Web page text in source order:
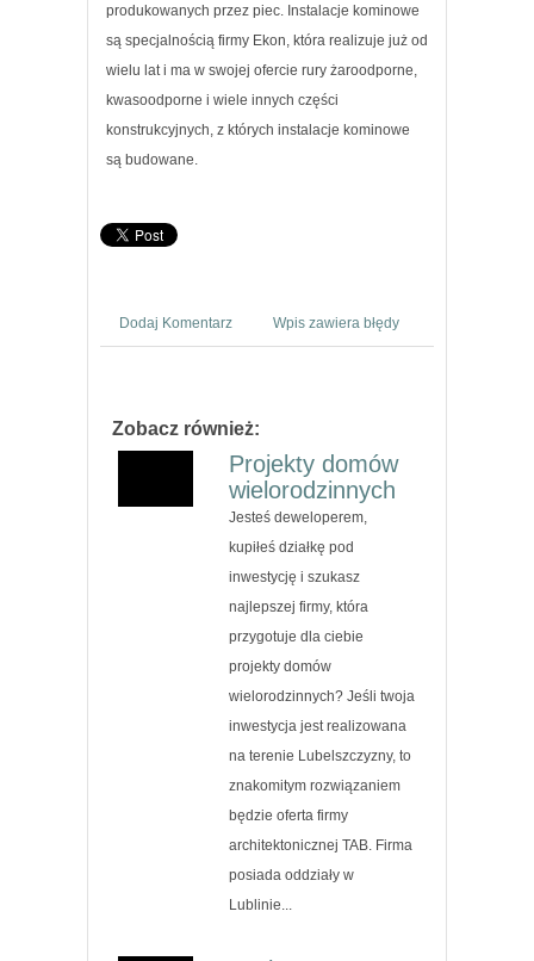
produkowanych przez piec. Instalacje kominowe
są specjalnością firmy Ekon, która realizuje już od
wielu lat i ma w swojej ofercie rury żaroodporne,
kwasoodporne i wiele innych części
konstrukcyjnych, z których instalacje kominowe
są budowane.
Dodaj Komentarz Wpis zawiera błędy
Zobacz również:
Projekty domów
wielorodzinnych
Jesteś deweloperem,
kupiłeś działkę pod
inwestycję i szukasz
najlepszej firmy, która
przygotuje dla ciebie
projekty domów
wielorodzinnych? Jeśli twoja
inwestycja jest realizowana
na terenie Lubelszczyzny, to
znakomitym rozwiązaniem
będzie oferta firmy
architektonicznej TAB. Firma
posiada oddziały w
Lublinie...